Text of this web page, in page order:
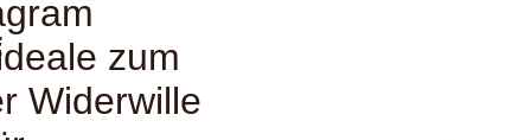
zum
Widerwille